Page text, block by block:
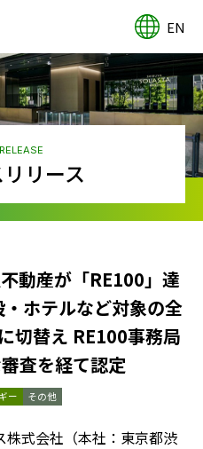
EN
リース
動産が「RE100」達
ホテルなど対象の全
切替え RE100事務局
査を経て認定
ー その他
株式会社（本社：東京都渋